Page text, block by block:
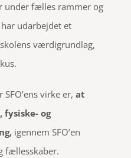
under fælles rammer og
udarbejdet et
værdigrundlag,
virke er, at
og
igennem SFO’en
fællesskaber.